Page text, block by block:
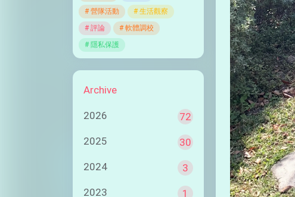
營隊活動
生活觀察
評論
軟體調校
隱私保護
Archive
2026 72
2025 30
2024 3
2023 1